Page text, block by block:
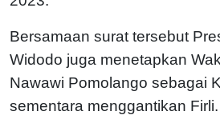
Bersamaan surat tersebut
Widodo juga menetapkan
Nawawi Pomolango sebagai
sementara menggantikan Firli.